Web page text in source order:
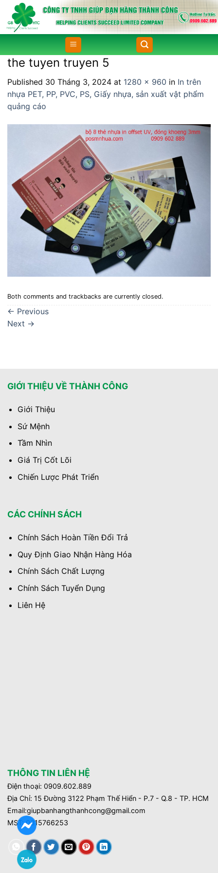
Skip
content
the tuyen truyen 5
Published 30 Tháng 3, 2024 at 1280 × 960 in In trên
nhựa PET, PP, PVC, PS, Giấy nhựa, sản xuất vật phẩm
quảng cáo
Both comments and trackbacks are currently closed.
← Previous
Next →
GIỚI THIỆU VỀ THÀNH CÔNG
Giới Thiệu
Sứ Mệnh
Tầm Nhìn
Giá Trị Cốt Lõi
Chiến Lược Phát Triển
CÁC CHÍNH SÁCH
Chính Sách Hoàn Tiền Đổi Trả
Quy Định Giao Nhận Hàng Hóa
Chính Sách Chất Lượng
Chính Sách Tuyển Dụng
Liên Hệ
THÔNG TIN LIÊN HỆ
Điện thoại: 0909.602.889
Địa Chỉ: 15 Đường 3122 Phạm Thế Hiển - P.7 - Q.8 - TP. HCM
Email:giupbanhangthanhcong@gmail.com
MST:0315766253